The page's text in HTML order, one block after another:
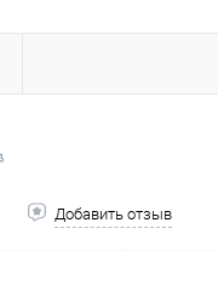
Добавить отзыв